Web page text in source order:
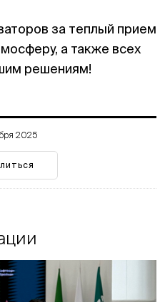
за теплый прием
а также всех
решениям!
2025